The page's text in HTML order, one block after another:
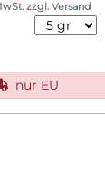
zzgl. Versand
nur EU